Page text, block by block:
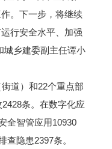
。下一步，将继续
行安全水平、加强
城乡建委副主任谭小
道）和22个重点部
条。在数字化应
全智管应用10930
查隐患2397条。